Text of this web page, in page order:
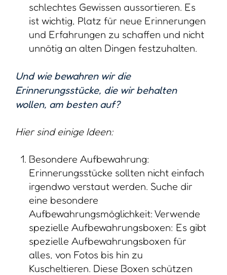
schlechtes Gewissen aussortieren. Es
ist wichtig, Platz für neue Erinnerungen
und Erfahrungen zu schaffen und nicht
unnötig an alten Dingen festzuhalten.
Und wie bewahren wir die
Erinnerungsstücke, die wir behalten
wollen, am besten auf?
Hier sind einige Ideen:
Besondere Aufbewahrung:
Erinnerungsstücke sollten nicht einfach
irgendwo verstaut werden. Suche dir
eine besondere
Aufbewahrungsmöglichkeit: Verwende
spezielle Aufbewahrungsboxen: Es gibt
spezielle Aufbewahrungsboxen für
alles, von Fotos bis hin zu
Kuscheltieren. Diese Boxen schützen